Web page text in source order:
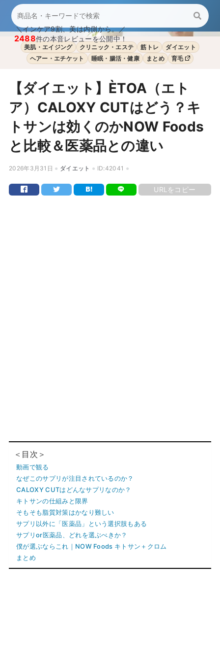
＼インケア9割、美は内側から。／
2488件の本音レビューを公開中！
美肌・エイジング クリニック・エステ 筋トレ
ダイエット
ヘアー・エチケット
睡眠・腸活・健康 まとめ 育毛
【ダイエット】ÈTOA（エト
ア）CALOXY CUTはどう？キ
トサンは効くのかNOW Foods
と比較＆医薬品との違い
2026年3月31日 ダイエット ID:42041
URLをコピー
＜目次＞
動画で観る
なぜこのサプリが注目されているのか？
CALOXY CUTはどんなサプリなのか？
キトサンの仕組みと限界
そもそも脂質対策はかなり難しい
サプリ以外に「医薬品」という選択肢もある
サプリor医薬品、どれを選ぶべきか？
僕が選ぶならこれ｜NOW Foods キトサン＋クロム
まとめ